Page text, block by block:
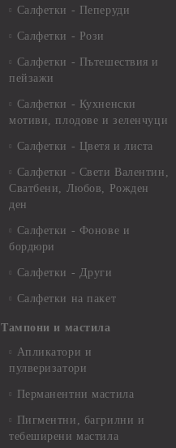
Салфетки - Пеперуди
Салфетки - Рози
Салфетки - Пътешествия и
пейзажи
Салфетки - Кухненски
мотиви, плодове и зеленчуци
Салфетки - Цветя и листа
Салфетки - Свети Валентин,
Сватбени, Любов, Рожден
ден
Салфетки - Фонове и
бордюри
Салфетки - Други
Салфетки на пакет
Тампони и мастила
Апликатори и
пулверизатори
Перманентни мастила
Пигментни, багрилни и
тебеширени мастила